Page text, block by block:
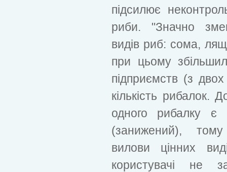
підсилює
риби. "Значно
видів риб: сома,
при цьому
підприємств (з
кількість рибалок.
одного рибалку є
(занижений),
вилови цінних
користувачі не